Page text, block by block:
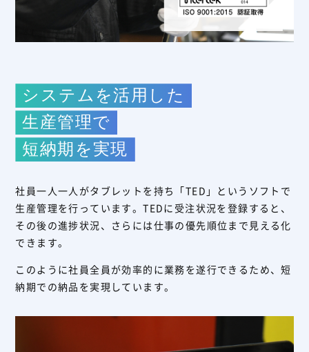
システムを活用した
生産管理で
短納期を実現
社員一人一人がタブレットを持ち「TED」というソフトで
生産管理を行っています。TEDに受注状況を登録すると、
その後の進捗状況、さらには仕事の優先順位まで見える化
できます。
このように社員全員が効率的に業務を遂行できるため、短
納期での納品を実現しています。